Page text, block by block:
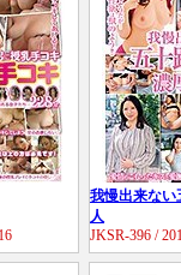
我慢出来ない
人
JKSR-396 /